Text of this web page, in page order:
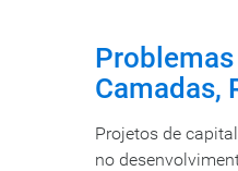
Camadas,
Projetos de
no